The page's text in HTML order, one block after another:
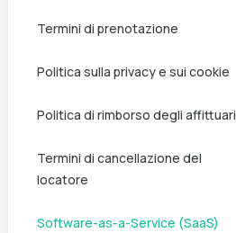
Termini di prenotazione
Politica sulla privacy e sui cookie
Politica di rimborso degli affittuari
Termini di cancellazione del
locatore
Software-as-a-Service (SaaS)